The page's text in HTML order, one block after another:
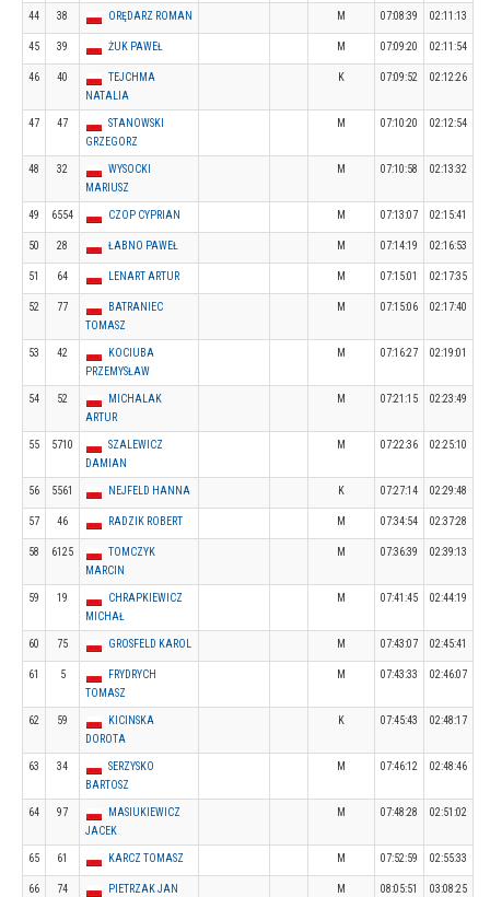
44 38 ORĘDARZ ROMAN M 07:08:39 02:11:13
45 39 ŻUK PAWEŁ M 07:09:20 02:11:54
46 40
TEJCHMA
NATALIA
K 07:09:52 02:12:26
47 47
STANOWSKI
GRZEGORZ
M 07:10:20 02:12:54
48 32
WYSOCKI
MARIUSZ
M 07:10:58 02:13:32
49 6554 CZOP CYPRIAN M 07:13:07 02:15:41
50 28 ŁABNO PAWEŁ M 07:14:19 02:16:53
51 64 LENART ARTUR M 07:15:01 02:17:35
52 77
BATRANIEC
TOMASZ
M 07:15:06 02:17:40
53 42
KOCIUBA
PRZEMYSŁAW
M 07:16:27 02:19:01
54 52
MICHALAK
ARTUR
M 07:21:15 02:23:49
55 5710
SZALEWICZ
DAMIAN
M 07:22:36 02:25:10
56 5561 NEJFELD HANNA K 07:27:14 02:29:48
57 46 RADZIK ROBERT M 07:34:54 02:37:28
58 6125
TOMCZYK
MARCIN
M 07:36:39 02:39:13
59 19
CHRAPKIEWICZ
MICHAŁ
M 07:41:45 02:44:19
60 75 GROSFELD KAROL M 07:43:07 02:45:41
61 5
FRYDRYCH
TOMASZ
M 07:43:33 02:46:07
62 59
KICINSKA
DOROTA
K 07:45:43 02:48:17
63 34
SERZYSKO
BARTOSZ
M 07:46:12 02:48:46
64 97
MASIUKIEWICZ
JACEK
M 07:48:28 02:51:02
65 61 KARCZ TOMASZ M 07:52:59 02:55:33
66 74 PIETRZAK JAN M 08:05:51 03:08:25